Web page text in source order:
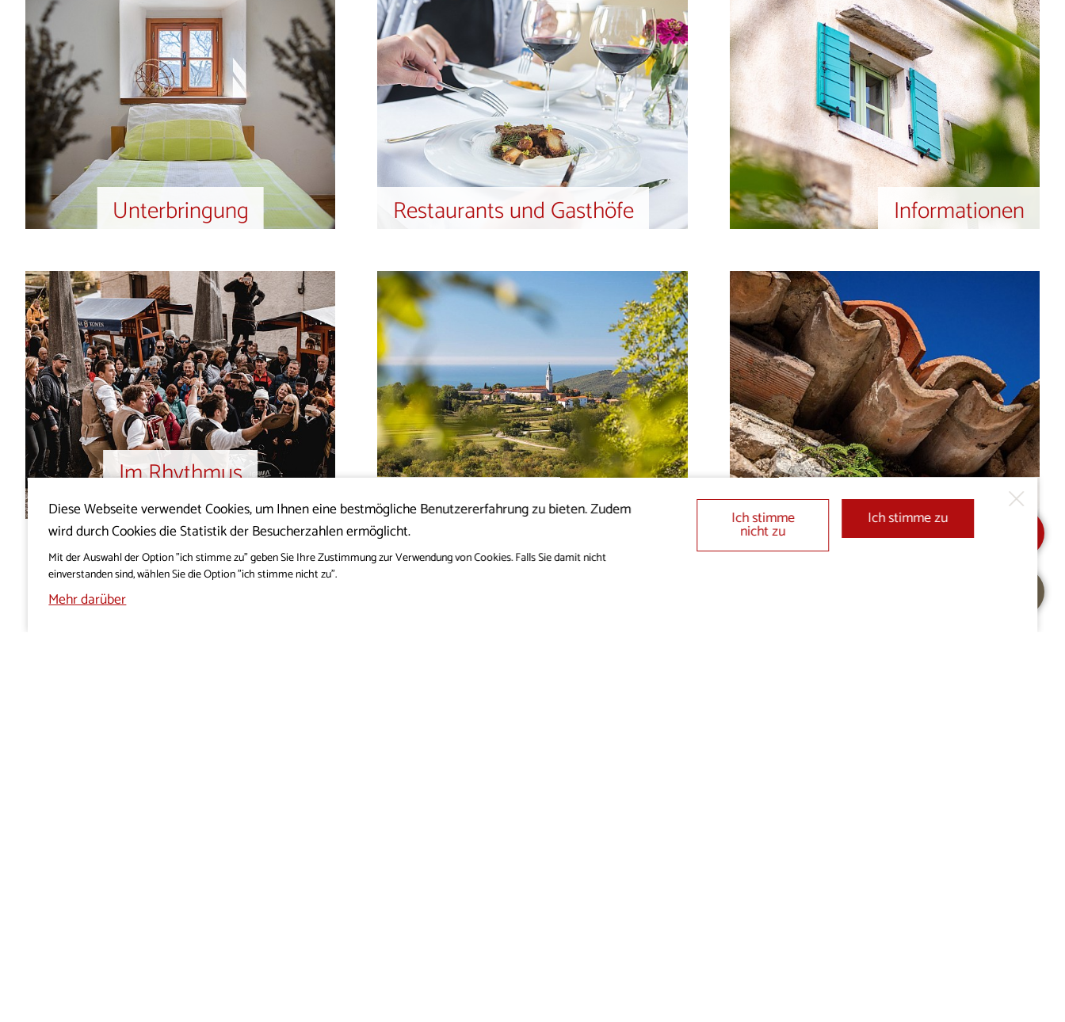
Unterbringung Restaurants und Gasthöfe Informationen
Im Rhythmus
des Karstes Grünes Reiseziel Für einen schöneren Tag
Diese Webseite verwendet Cookies, um Ihnen eine bestmögliche Benutzererfahrung zu bieten. Zudem
wird durch Cookies die Statistik der Besucherzahlen ermöglicht.
Mit der Auswahl der Option "ich stimme zu" geben Sie Ihre Zustimmung zur Verwendung von Cookies. Falls Sie damit nicht
einverstanden sind, wählen Sie die Option "ich stimme nicht zu".
Mehr darüber
Ich stimme
nicht zu
Ich stimme zu